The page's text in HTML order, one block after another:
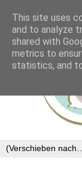
This site uses
and to analyze
shared with
metrics to
statistics, and